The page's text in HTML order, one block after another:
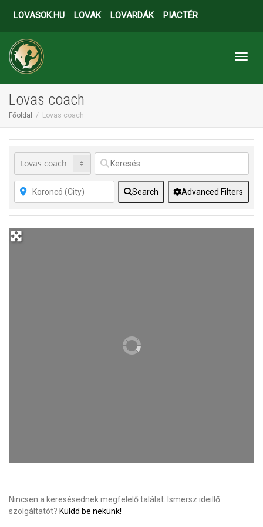
LOVASOK.HU LOVAK LOVARDÁK PIACTÉR
Lovas coach
Főoldal Lovas coach
Search Advanced Filters
Nincsen a keresésednek megfelelő találat. Ismersz ideillő
szolgáltatót? Küldd be nekünk!